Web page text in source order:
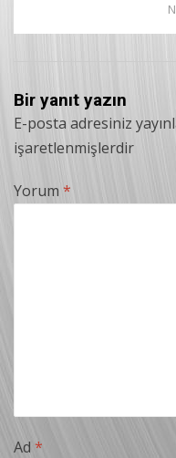
Bir yanıt yazın
E-posta adresiniz
işaretlenmişlerdir
Yorum *
Ad *